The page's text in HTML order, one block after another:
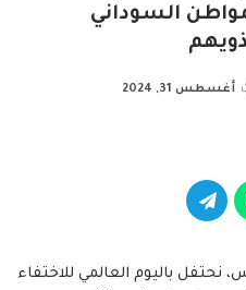
السوداني
أغسطس 31, 2024
الموافق 30 أغسطس، نحتفل باليوم العالمي للاختفاء